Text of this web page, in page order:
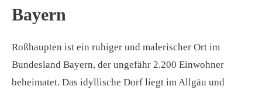
Bayern
Roßhaupten ist ein ruhiger und malerischer Ort im
Bundesland Bayern, der ungefähr 2.200 Einwohner
beheimatet. Das idyllische Dorf liegt im Allgäu und